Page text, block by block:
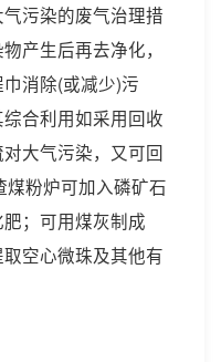
污染的废气治理措
产生后再去净化，
消除(或减少)污
合利用如采用回收
大气污染，又可回
煤粉炉可加入磷矿石
；可用煤灰制成
空心微珠及其他有